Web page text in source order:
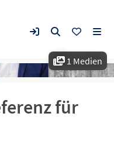
1 Medien
für